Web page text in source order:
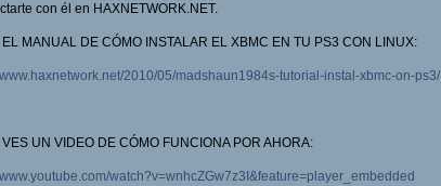
con él en HAXNETWORK.NET.
MANUAL DE CÓMO INSTALAR EL XBMC EN TU PS3 CON LINUX:
2010/05/madshaun1984s-tutorial-instal-xbmc-on-ps3/
UN VIDEO DE CÓMO FUNCIONA POR AHORA:
watch?v=wnhcZGw7z3I&feature=player_embedded